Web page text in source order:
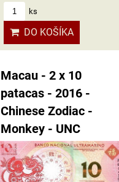
ks
DO KOŠÍKA
Macau - 2 x 10
patacas - 2016 -
Chinese Zodiac -
Monkey - UNC